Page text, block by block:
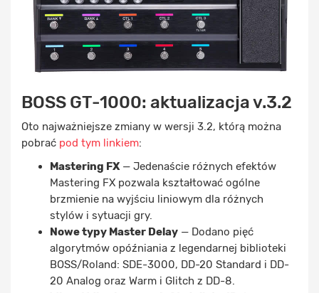
BOSS GT-1000: aktualizacja v.3.2
Oto najważniejsze zmiany w wersji 3.2, którą można
pobrać pod tym linkiem:
Mastering FX— Jedenaście różnych efektów
Mastering FX pozwala kształtować ogólne
brzmienie na wyjściu liniowym dla różnych
stylów i sytuacji gry.
Nowe typy Master Delay — Dodano pięć
algorytmów opóźniania z legendarnej biblioteki
BOSS/Roland: SDE-3000, DD-20 Standard i DD-
20 Analog oraz Warm i Glitch z DD-8.